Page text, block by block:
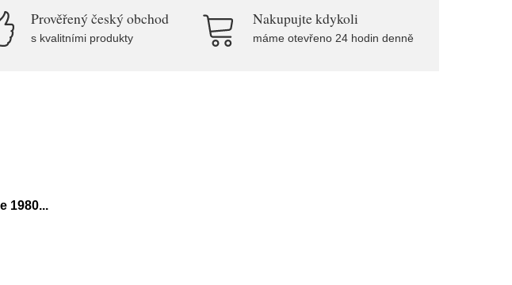
Prověřený český obchod
s kvalitními produkty
Nakupujte kdykoli
máme otevřeno 24 hodin denně
1980...